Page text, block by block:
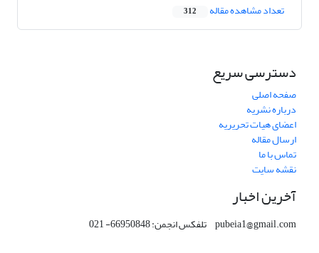
تعداد مشاهده مقاله 312
دسترسی سریع
صفحه اصلی
درباره نشریه
اعضای هیات تحریریه
ارسال مقاله
تماس با ما
نقشه سایت
آخرین اخبار
pubeia1@gmail.com تلفکس انجمن: 66950848- 021